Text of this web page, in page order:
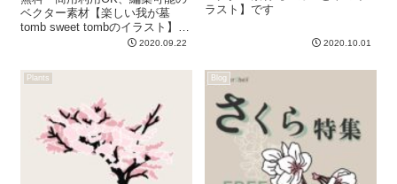
ベクター素材【楽しい我が墓
tomb sweet tombのイラスト】で
2020.09.22
ラスト】です
2020.10.01
Plants Blog